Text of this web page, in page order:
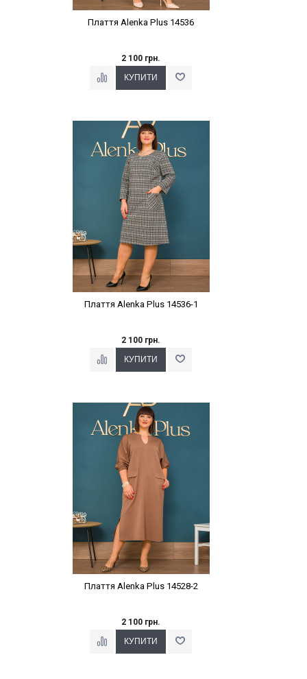
Плаття Alenka Plus 14536
2 100 грн.
Наклейки Варіант з %
Плаття Alenka Plus 14536-1
2 100 грн.
Наклейки Варіант з %
Плаття Alenka Plus 14528-2
2 100 грн.